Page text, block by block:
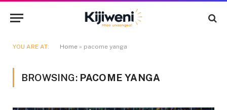
YOU ARE AT: Home » pacome yanga
BROWSING: PACOME YANGA